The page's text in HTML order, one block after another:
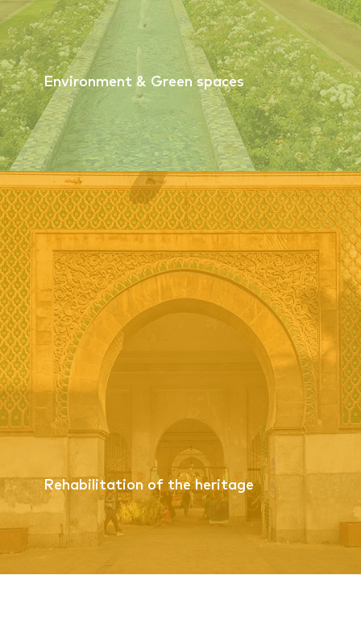
Environment & Green spaces
Rehabilitation of the heritage